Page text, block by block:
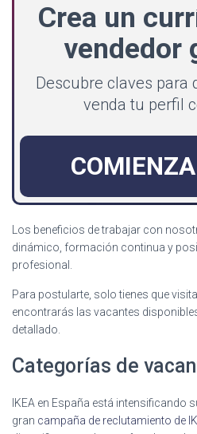
Crea un
vendedor
Descubre claves para
venda tu perfil
Los beneficios de trabajar con
dinámico, formación continua y
profesional.
Para postularte, solo tienes que
encontrarás las vacantes
detallado.
Categorías de
IKEA en España está intensificando
gran campaña de reclutamiento de